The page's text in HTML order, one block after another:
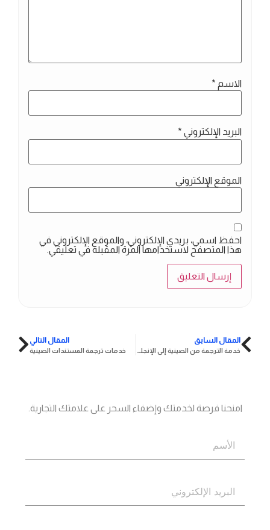
امنحنا فرصة لخدمتك وإضفاء السحر على علامتك التجارية.
الاسم *
البريد الإلكتروني *
الموقع الإلكتروني
احفظ اسمي، بريدي الإلكتروني، والموقع الإلكتروني في
هذا المتصفح لاستخدامها المرة المقبلة في تعليقي.
المقال السابق المقال التالي
خدمات ترجمة المستندات الصينية